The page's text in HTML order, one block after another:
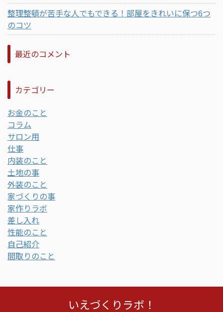
整理整頓が苦手な人でもできる！部屋をきれいに保つ6つ
のコツ
最近のコメント
カテゴリー
お金のこと
コラム
サロン用
仕事
内装のこと
土地の事
外装のこと
家づくりの事
家作りラボ
差し入れ
性能のこと
自己紹介
間取りのこと
いえづくりラボ！